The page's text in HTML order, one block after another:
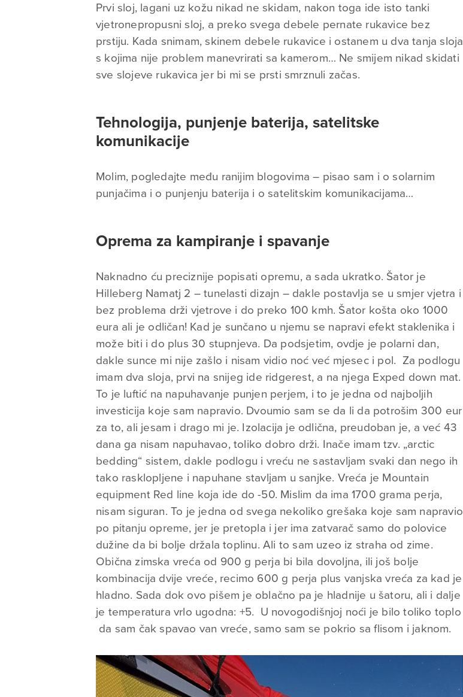
Prvi sloj, lagani uz kožu nikad ne skidam, nakon toga ide isto tanki
vjetronepropusni sloj, a preko svega debele pernate rukavice bez
prstiju. Kada snimam, skinem debele rukavice i ostanem u dva tanja sloja
s kojima nije problem manevrirati sa kamerom… Ne smijem nikad skidati
sve slojeve rukavica jer bi mi se prsti smrznuli začas.
Tehnologija, punjenje baterija, satelitske
komunikacije
Molim, pogledajte među ranijim blogovima – pisao sam i o solarnim
punjačima i o punjenju baterija i o satelitskim komunikacijama…
Oprema za kampiranje i spavanje
Naknadno ću preciznije popisati opremu, a sada ukratko. Šator je
Hilleberg Namatj 2 – tunelasti dizajn – dakle postavlja se u smjer vjetra i
bez problema drži vjetrove i do preko 100 kmh. Šator košta oko 1000
eura ali je odličan! Kad je sunčano u njemu se napravi efekt staklenika i
može biti i do plus 30 stupnjeva. Da podsjetim, ovdje je polarni dan,
dakle sunce mi nije zašlo i nisam vidio noć već mjesec i pol. Za podlogu
imam dva sloja, prvi na snijeg ide ridgerest, a na njega Exped down mat.
To je luftić na napuhavanje punjen perjem, i to je jedna od najboljih
investicija koje sam napravio. Dvoumio sam se da li da potrošim 300 eur
za to, ali jesam i drago mi je. Izolacija je odlična, preudoban je, a već 43
dana ga nisam napuhavao, toliko dobro drži. Inače imam tzv. „arctic
bedding“ sistem, dakle podlogu i vreću ne sastavljam svaki dan nego ih
tako rasklopljene i napuhane stavljam u sanjke. Vreća je Mountain
equipment Red line koja ide do -50. Mislim da ima 1700 grama perja,
nisam siguran. To je jedna od svega nekoliko grešaka koje sam napravio
po pitanju opreme, jer je pretopla i jer ima zatvarač samo do polovice
dužine da bi bolje držala toplinu. Ali to sam uzeo iz straha od zime.
Obična zimska vreća od 900 g perja bi bila dovoljna, ili još bolje
kombinacija dvije vreće, recimo 600 g perja plus vanjska vreća za kad je
hladno. Sada dok ovo pišem je oblačno pa je hladnije u šatoru, ali i dalje
je temperatura vrlo ugodna: +5. U novogodišnjoj noći je bilo toliko toplo
da sam čak spavao van vreće, samo sam se pokrio sa flisom i jaknom.